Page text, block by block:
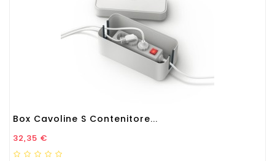
Box Cavoline S Contenitore...
Prezzo
32,35 €